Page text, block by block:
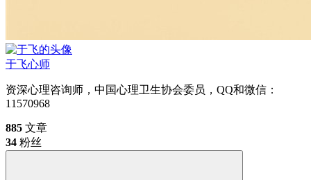
于飞心师
资深心理咨询师，中国心理卫生协会委员，QQ和微信：
11570968
885 文章
34 粉丝